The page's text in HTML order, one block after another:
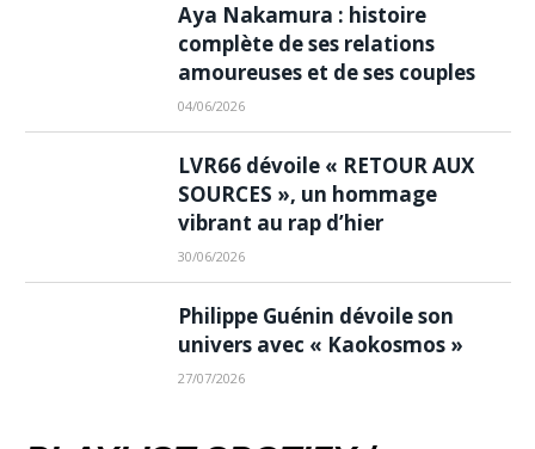
Aya Nakamura : histoire
complète de ses relations
amoureuses et de ses couples
04/06/2026
LVR66 dévoile « RETOUR AUX
SOURCES », un hommage
vibrant au rap d’hier
30/06/2026
Philippe Guénin dévoile son
univers avec « Kaokosmos »
27/07/2026